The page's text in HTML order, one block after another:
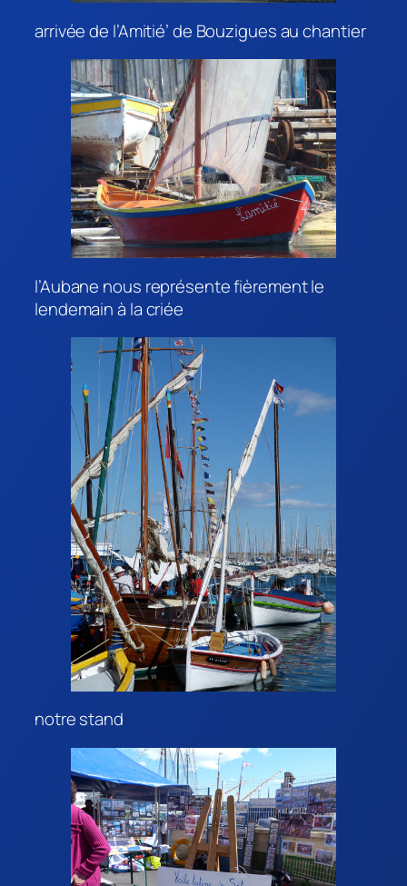
arrivée de l’Amitié’ de Bouzigues au chantier
l’Aubane nous représente fièrement le
lendemain à la criée
notre stand